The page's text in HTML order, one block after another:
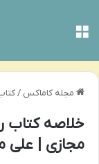
مجله کاماکس /
خلاصه کتاب
مجازی | علی